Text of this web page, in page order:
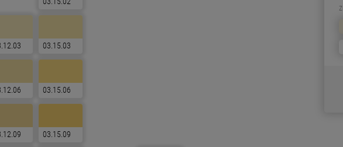
03.15.03
03.15.06
03.15.09